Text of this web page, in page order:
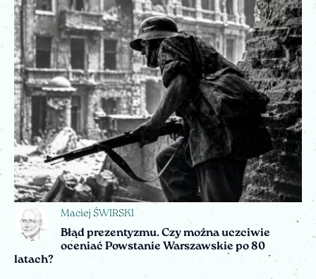
Maciej ŚWIRSKI
Błąd prezentyzmu. Czy można uczciwie
oceniać Powstanie Warszawskie po 80
latach?